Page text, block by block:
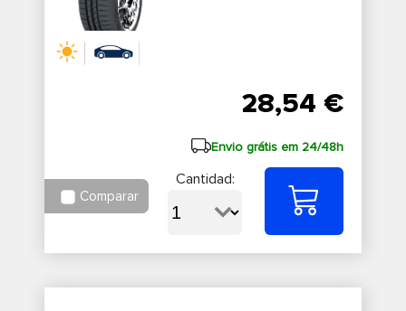
28,54 €
Envio grátis em 24/48h
Comparar
Cantidad: